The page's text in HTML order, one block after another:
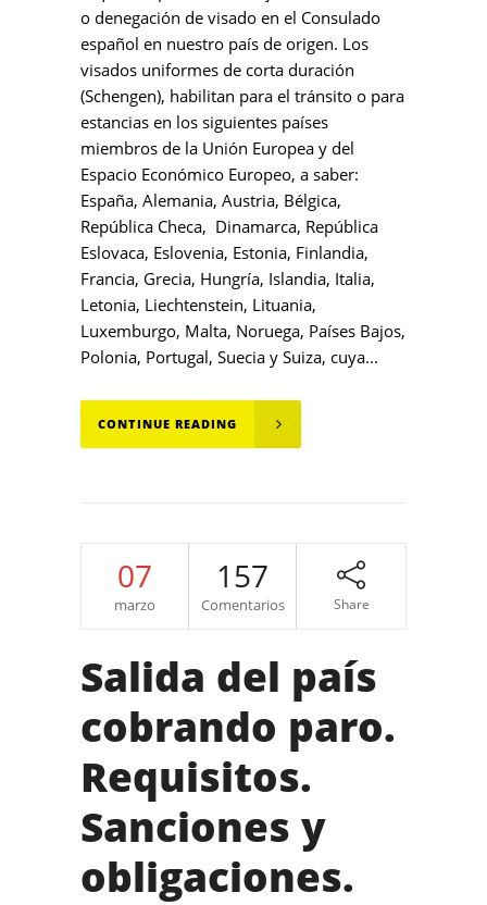
o denegación de visado en el Consulado
español en nuestro país de origen. Los
visados uniformes de corta duración
(Schengen), habilitan para el tránsito o para
estancias en los siguientes países
miembros de la Unión Europea y del
Espacio Económico Europeo, a saber:
España, Alemania, Austria, Bélgica,
República Checa, Dinamarca, República
Eslovaca, Eslovenia, Estonia, Finlandia,
Francia, Grecia, Hungría, Islandia, Italia,
Letonia, Liechtenstein, Lituania,
Luxemburgo, Malta, Noruega, Países Bajos,
Polonia, Portugal, Suecia y Suiza, cuya...
CONTINUE READING
07
marzo
157
Comentarios Share
Salida del país
cobrando paro.
Requisitos.
Sanciones y
obligaciones.